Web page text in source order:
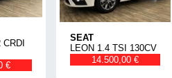
€
SEAT
LEON 1.4 TSI 130CV
14.500,00 €